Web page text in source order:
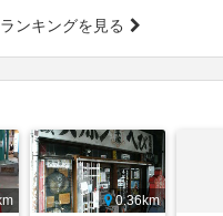
ンキングを見る
0.36km